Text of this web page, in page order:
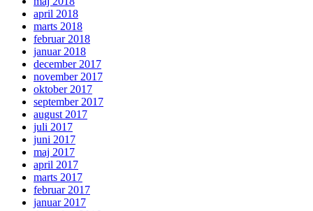
april 2018
marts 2018
februar 2018
januar 2018
december 2017
november 2017
oktober 2017
september 2017
august 2017
juli 2017
juni 2017
maj 2017
april 2017
marts 2017
februar 2017
januar 2017